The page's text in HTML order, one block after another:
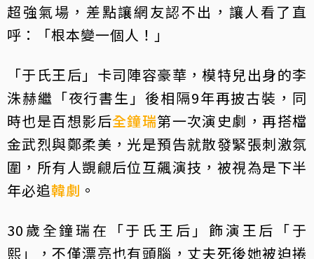
超強氣場，差點讓網友認不出，讓人看了直
呼：「根本變一個人！」
「于氏王后」卡司陣容豪華，模特兒出身的李
洙赫繼「夜行書生」後相隔9年再披古裝，同
時也是百想影后全鐘瑞第一次演史劇，再搭檔
金武烈與鄭柔美，光是預告就散發緊張刺激氛
圍，所有人覬覦后位互飆演技，被視為是下半
年必追韓劇 。
30歲全鐘瑞在「于氏王后」飾演王后「于
熙」，不僅漂亮也有頭腦，丈夫死後她被迫捲